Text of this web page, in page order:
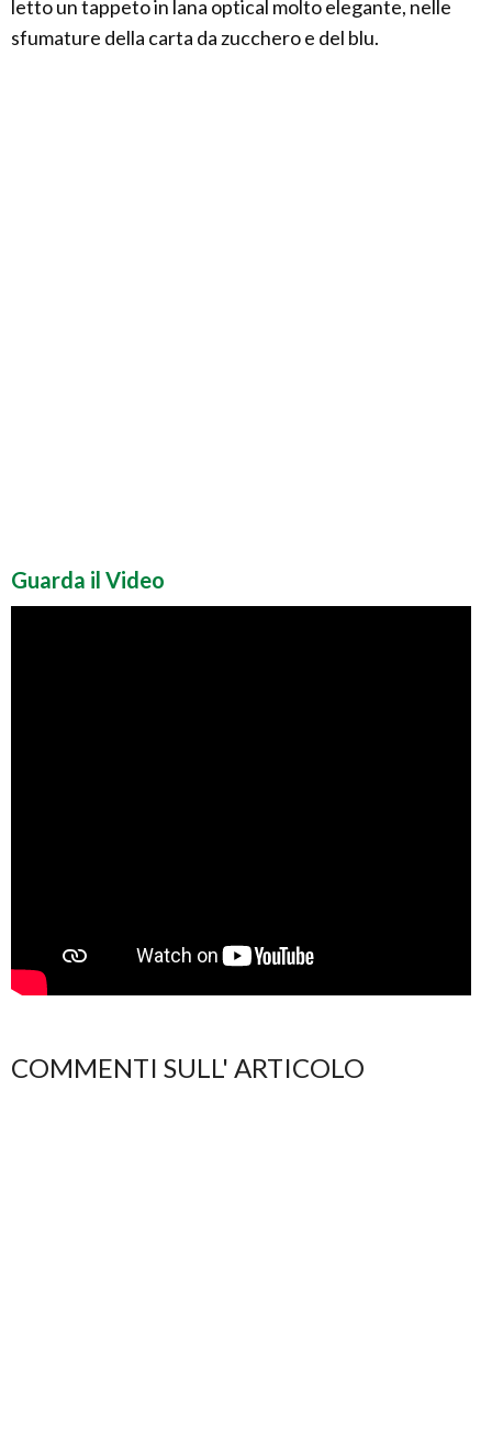
letto un tappeto in lana optical molto elegante, nelle
sfumature della carta da zucchero e del blu.
Guarda il Video
COMMENTI SULL' ARTICOLO